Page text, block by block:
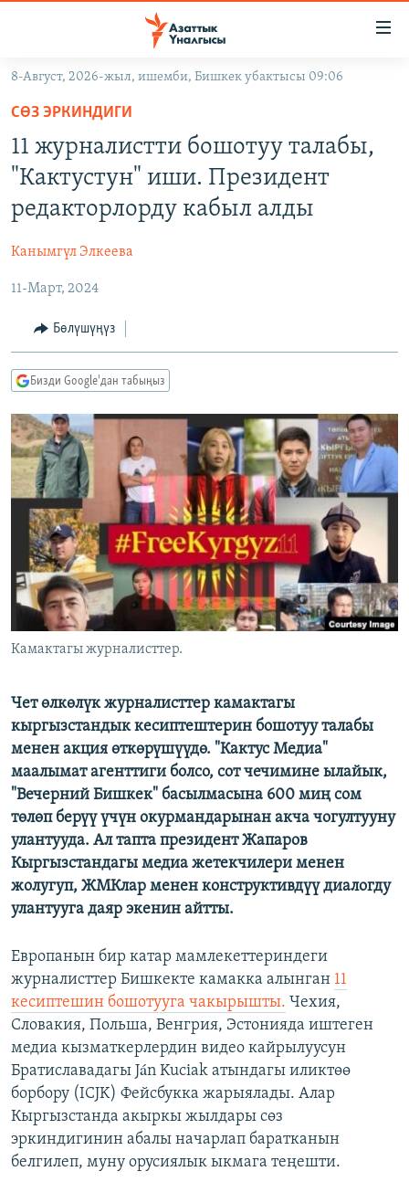
Навигацияга
өтүңүз
салыңызКЫРГЫЗСТАН
МАДАНИЯТ
ДҮЙНӨ
УКРАИНА
ТВ ПРОГРАММАЛАР
БҮГҮН АЗАТТЫКТА
ЭКСПЕРТТЕР ТАЛДАЙТ
ДАНИСТЕ
ЭЖЕ-СИҢДИЛЕР
АЗАТТЫК+
ЫҢГАЙСЫЗ СУРООЛОР
ПОДКАСТ
ӨЗГӨЧӨ ПИКИР
Русский
ОНЛАЙН ШЕРИНЕ
ЭЕ/АРнун бардык сайттары
8-Август, 2026-жыл, ишемби, Бишкек убактысы 09:06
СӨЗ ЭРКИНДИГИ
11 журналистти бошотуу талабы,
"Кактустун" иши. Президент
редакторлорду кабыл алды
Канымгүл Элкеева
11-Март, 2024
Бөлүшүңүз
Бизди Google'дан табыңыз
Камактагы журналисттер.
Чет өлкөлүк журналисттер камактагы
кыргызстандык кесиптештерин бошотуу талабы
менен акция өткөрүшүүдө. "Кактус Медиа"
маалымат агенттиги болсо, сот чечимине ылайык,
"Вечерний Бишкек" басылмасына 600 миң сом
төлөп берүү үчүн окурмандарынан акча чогултууну
улантууда. Ал тапта президент Жапаров
Кыргызстандагы медиа жетекчилери менен
жолугуп, ЖМКлар менен конструктивдүү диалогду
улантууга даяр экенин айтты.
Европанын бир катар мамлекеттериндеги
журналисттер Бишкекте камакка алынган 11
кесиптешин бошотууга чакырышты. Чехия,
Словакия, Польша, Венгрия, Эстонияда иштеген
медиа кызматкерлердин видео кайрылуусун
Братиславадагы Ján Kuciak атындагы иликтөө
борбору (ICJK) Фейсбукка жарыялады. Алар
Кыргызстанда акыркы жылдары сөз
эркиндигинин абалы начарлап баратканын
белгилеп, муну орусиялык ыкмага теңешти.